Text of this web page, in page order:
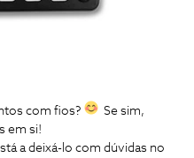
com fios?
Se sim,
em si!
a deixá-lo com dúvidas no